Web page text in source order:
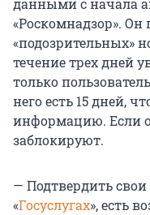
данными с начала
«Роскомнадзор».
«подозрительных»
течение трех дней
только
него есть 15 дней,
информацию. Если
заблокируют.
— Подтвердить
«Госуслугах», есть